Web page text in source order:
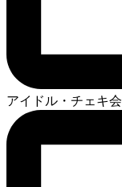
アイドル・チェキ会